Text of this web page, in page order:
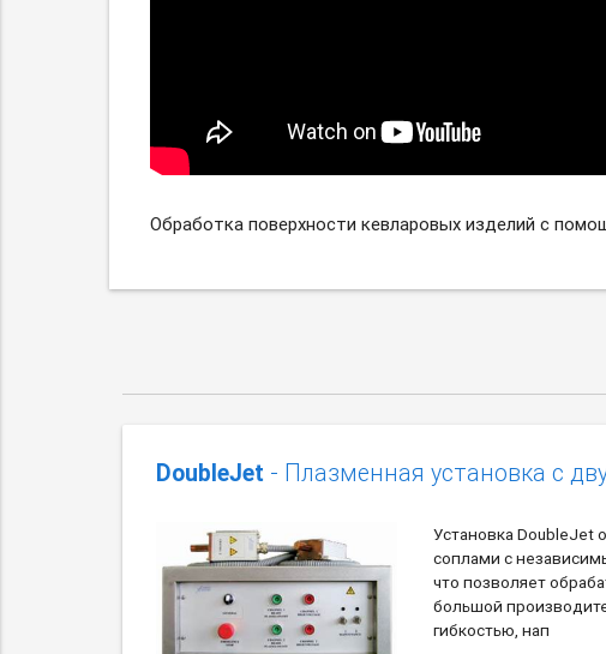
Обработка поверхности кевларовых изделий с
DoubleJet - Плазменная установка с
Установка DoubleJet
соплами с
что позволяет
большой
гибкостью, нап